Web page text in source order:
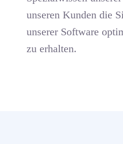
unseren Kunden die
unserer Software
zu erhalten.